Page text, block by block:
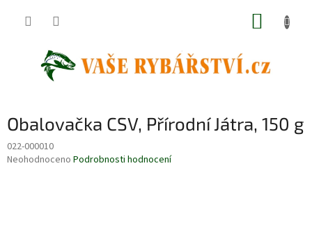
Obalovačka CSV, Přírodní Játra, 150 g
022-000010
Průměrné
Neohodnoceno Podrobnosti hodnocení